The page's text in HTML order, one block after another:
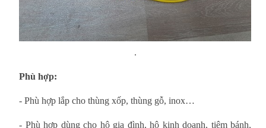
.
Phù hợp:
- Phù hợp lắp cho thùng xốp, thùng gỗ, inox…
- Phù hợp dùng cho hộ gia đình, hộ kinh doanh, tiệm bánh,